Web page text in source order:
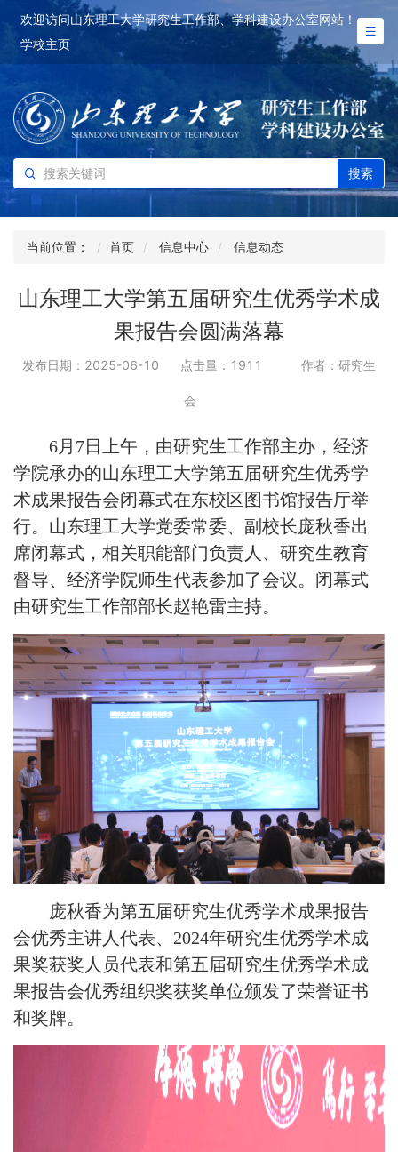
欢迎访问山东理工大学研究生工作部、学科建设办公室网站！
学校主页
搜索
当前位置： 首页 信息中心 信息动态
山东理工大学第五届研究生优秀学术成
果报告会圆满落幕
发布日期：2025-06-10 点击量： 1911 作者：研究生
会
6月7日上午，由研究生工作部主办，经济
学院承办的山东理工大学第五届研究生优秀学
术成果报告会闭幕式在东校区图书馆报告厅举
行。山东理工大学党委常委、副校长庞秋香出
席闭幕式，相关职能部门负责人、研究生教育
督导、经济学院师生代表参加了会议。闭幕式
由研究生工作部部长赵艳雷主持。
庞秋香为第五届研究生优秀学术成果报告
会优秀主讲人代表、 2024年研究生优秀学术成
果奖获奖人员代表和第五届研究生优秀学术成
果报告会优秀组织奖获奖单位颁发了荣誉证书
和奖牌。